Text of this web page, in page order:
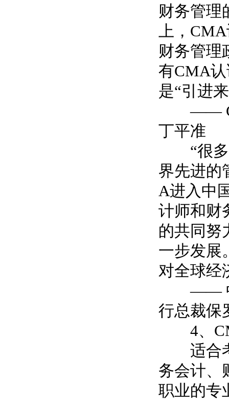
财务管理
上， CMA
财务管理
有CMA
是“引进来
——
丁平准
“很
界先进的
A进入中
计师和财
的共同努
一步发展
对全球经
——
行总裁保
4、
适合
务会计、
职业的专